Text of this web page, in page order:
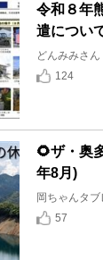
令和８年
遣につい
どんみみさん
124
🌻ザ・奥
年8月)
岡ちゃんタ
57